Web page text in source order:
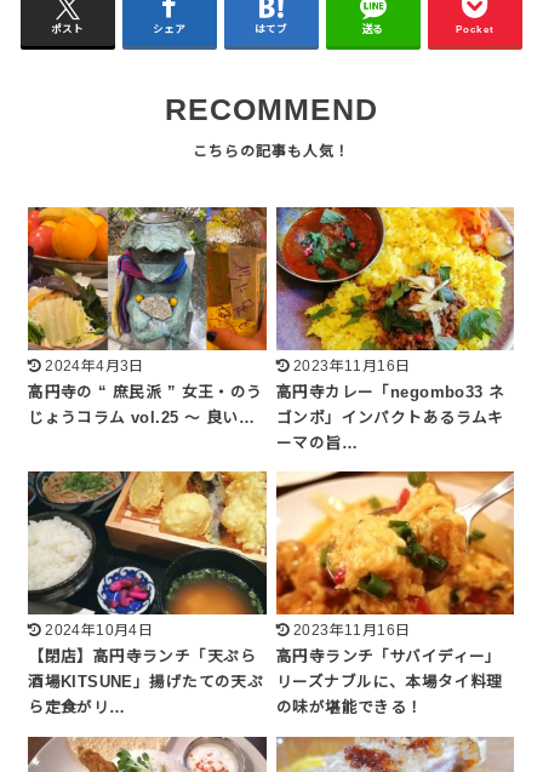
ポスト シェア はてブ 送る Pocket
RECOMMEND
2024年4月3日
高円寺の “ 庶民派 ” 女王・のう
じょうコラム vol.25 ～ 良い…
2023年11月16日
高円寺カレー「negombo33 ネ
ゴンボ」インパクトあるラムキ
ーマの旨…
2024年10月4日
【閉店】高円寺ランチ「天ぷら
酒場KITSUNE」揚げたての天ぷ
ら定食がリ…
2023年11月16日
高円寺ランチ「サバイディー」
リーズナブルに、本場タイ料理
の味が堪能できる！